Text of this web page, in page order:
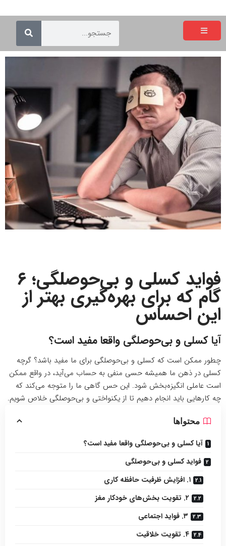
فواید کسلی و بی‌حوصلگی؛ ۶
گام که برای بهره‌گیری بهتر از
این احساس
آیا کسلی و بی‌حوصلگی واقعا مفید است؟
چطور ممکن است که کسلی و بی‌حوصلگی برای ما مفید باشد؟ گرچه
کسلی در ذهن ما همیشه حسی منفی به حساب می‌آید، در واقع ممکن
است عاملی انگیزه‌بخش شود. این حس گاهی ما را متوجه می‌کند که
چه کارهایی باید انجام دهیم تا از یکنواختی و بی‌حوصلگی خلاص شویم.
محتواها
آیا کسلی و بی‌حوصلگی واقعا مفید است؟
فواید کسلی و بی‌حوصلگی
۱. افزایش ظرفیت حافظه کاری
۲. تقویت بخش‌های خودکار مغز
۳. فواید اجتماعی
۴. تقویت خلاقیت